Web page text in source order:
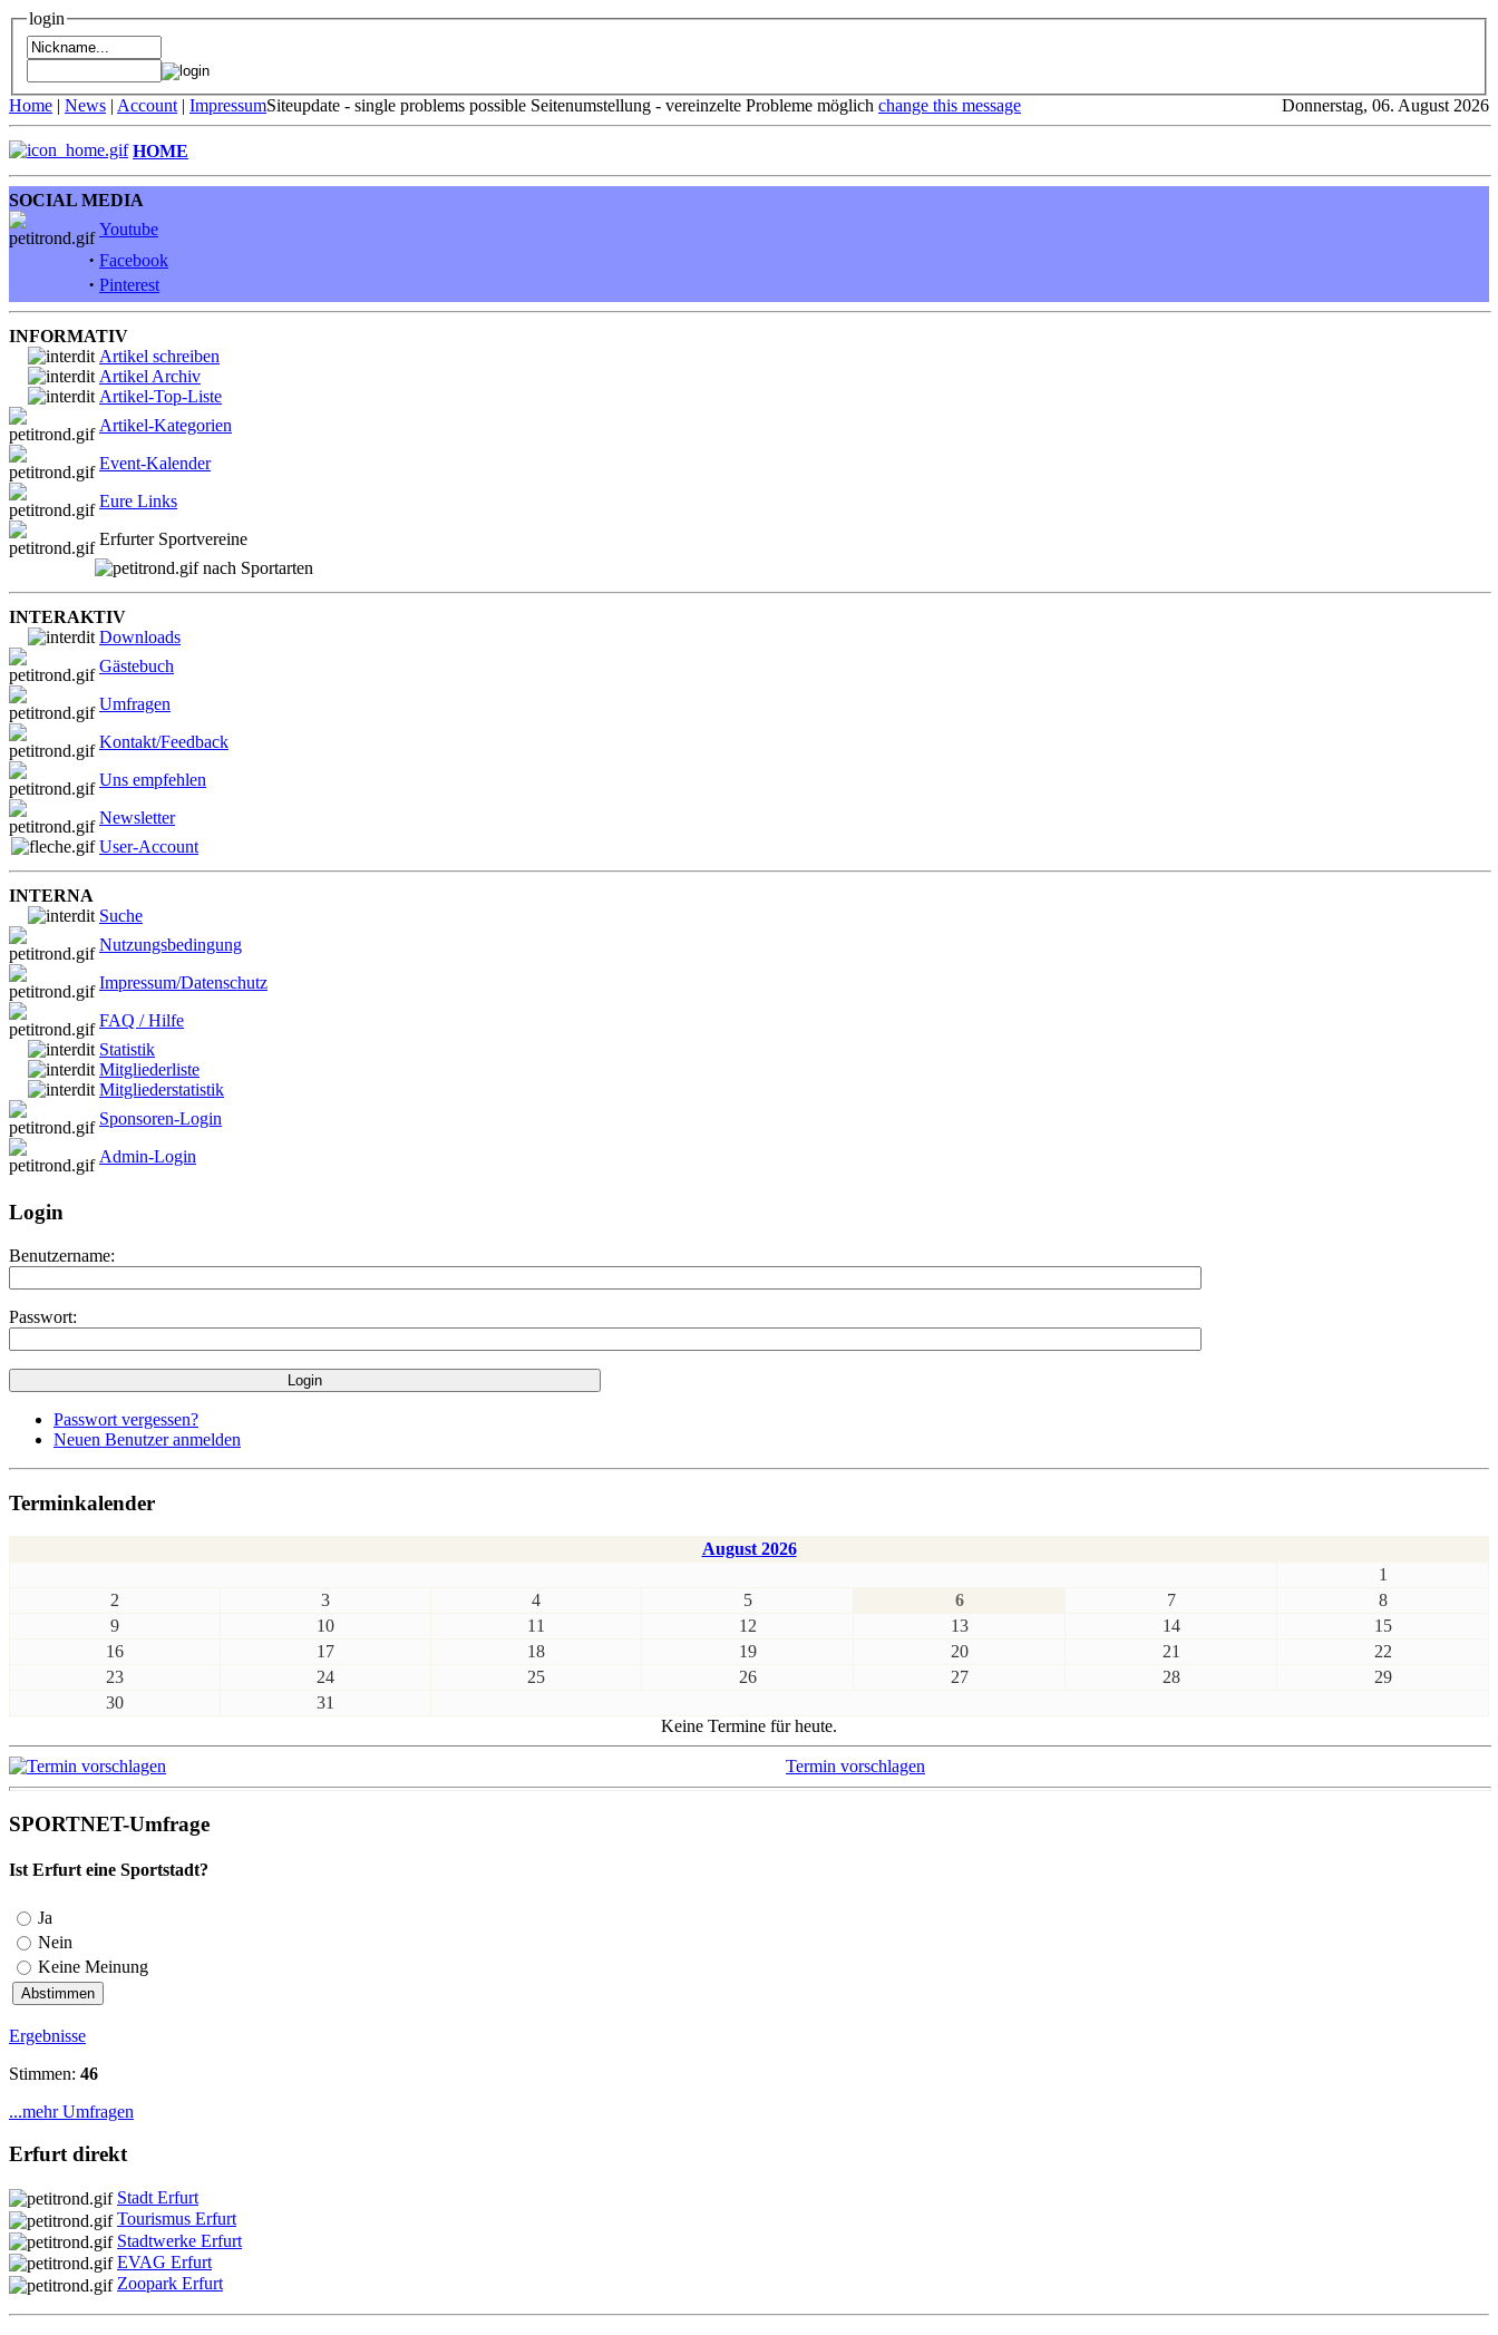
login
Home | News | Account | Impressum Donnerstag, 06. August 2026
Siteupdate - single problems possible Seitenumstellung - vereinzelte Probleme möglich change this message
HOME
SOCIAL MEDIA
Youtube
· Facebook
· Pinterest
INFORMATIV
Artikel schreiben
Artikel Archiv
Artikel-Top-Liste
Artikel-Kategorien
Event-Kalender
Eure Links
Erfurter Sportvereine
nach Sportarten
INTERAKTIV
Downloads
Gästebuch
Umfragen
Kontakt/Feedback
Uns empfehlen
Newsletter
User-Account
INTERNA
Suche
Nutzungsbedingung
Impressum/Datenschutz
FAQ / Hilfe
Statistik
Mitgliederliste
Mitgliederstatistik
Sponsoren-Login
Admin-Login
Login
Benutzername:
Passwort:
Passwort vergessen?
Neuen Benutzer anmelden
Terminkalender
August 2026
1
2
3 4 5 6 7
8
9
10 11 12 13 14
15
16
17 18 19 20 21
22
23
24 25 26 27 28
29
30
31
Keine Termine für heute.
Termin vorschlagen
SPORTNET-Umfrage
Ist Erfurt eine Sportstadt?
Ja
Nein
Keine Meinung
Ergebnisse
Stimmen: 46
...mehr Umfragen
Erfurt direkt
Stadt Erfurt
Tourismus Erfurt
Stadtwerke Erfurt
EVAG Erfurt
Zoopark Erfurt